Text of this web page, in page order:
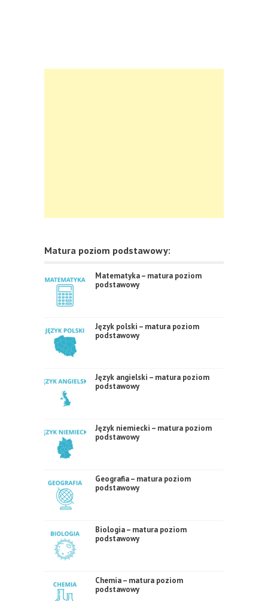
Matura poziom podstawowy:
Matematyka – matura poziom
podstawowy
Język polski – matura poziom
podstawowy
Język angielski – matura poziom
podstawowy
Język niemiecki – matura poziom
podstawowy
Geografia – matura poziom
podstawowy
Biologia – matura poziom
podstawowy
Chemia – matura poziom
podstawowy